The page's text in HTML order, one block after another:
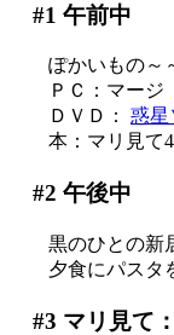
#1 午前中
ぽかいもの～
ＰＣ：マージ
ＤＶＤ： 惑星
本：マリ見て
#2 午後中
黒のひとの新
夕食にパスタ
#3 マリ見て